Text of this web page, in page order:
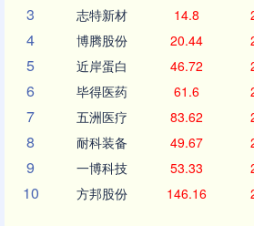
3 志特新材 14.8
4 博腾股份 20.44
5 近岸蛋白 46.72
6 毕得医药 61.6
7 五洲医疗 83.62
8 耐科装备 49.67
9 一博科技 53.33
10 方邦股份 146.16